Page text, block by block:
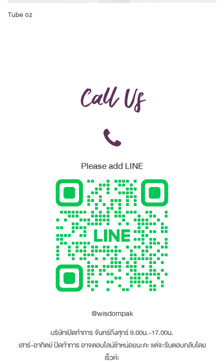
Tube 02
Call Us
Please add LINE
@wisdompak
บริษัทเปิดทำการ จันทร์ถึงศุกร์ 9.00น.-17.00น.
เสาร์-อาทิตย์ ปิดทำการ อาจตอบไลน์ช้าหน่อยนะคะ แต่จะรีบตอบกลับโดย
เร็วค่ะ